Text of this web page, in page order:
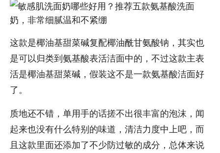
这款是椰油基甜菜碱复配椰油酰甘氨酸钠，其实也
是可以归类到氨基酸表活洁面中的，不过这款主表
活是椰油基甜菜碱，假装这不是一款氨基酸洁面好
了。
质地还不错，单用手的话搓不出很丰富的泡沫，闻
起来也没有什么特别的味道，清洁力度中上吧，而
且这款里面还添加了不少防过敏的成分，总体来说